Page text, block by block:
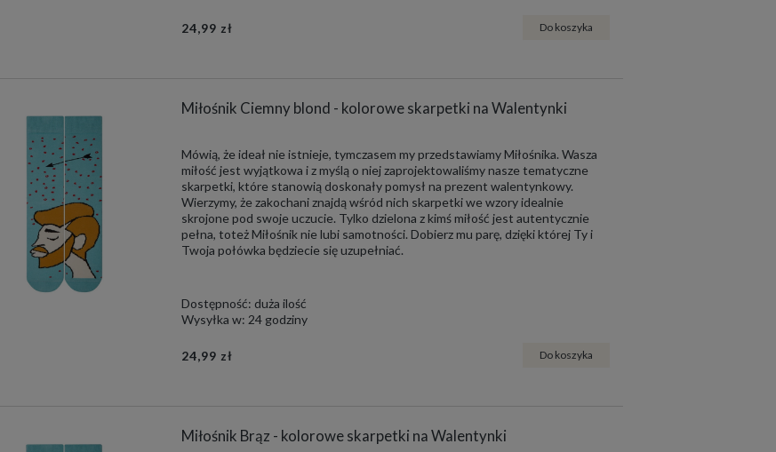
24,99 zł Do koszyka
Miłośnik Ciemny blond - kolorowe skarpetki na Walentynki
Mówią, że ideał nie istnieje, tymczasem my przedstawiamy Miłośnika. Wasza
miłość jest wyjątkowa i z myślą o niej zaprojektowaliśmy nasze tematyczne
skarpetki, które stanowią doskonały pomysł na prezent walentynkowy.
Wierzymy, że zakochani znajdą wśród nich skarpetki we wzory idealnie
skrojone pod swoje uczucie. Tylko dzielona z kimś miłość jest autentycznie
pełna, toteż Miłośnik nie lubi samotności. Dobierz mu parę, dzięki której Ty i
Twoja połówka będziecie się uzupełniać.
Dostępność: duża ilość
Wysyłka w: 24 godziny
24,99 zł Do koszyka
Miłośnik Brąz - kolorowe skarpetki na Walentynki